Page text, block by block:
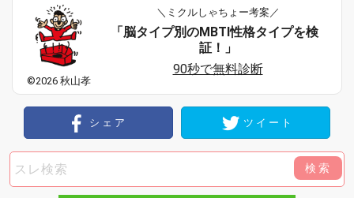
©2026 秋山孝
＼ミクルしゃちょー考案／
「脳タイプ別のMBTI性格タイプを検
証！」
90秒で無料診断
シェア ツイート
検索